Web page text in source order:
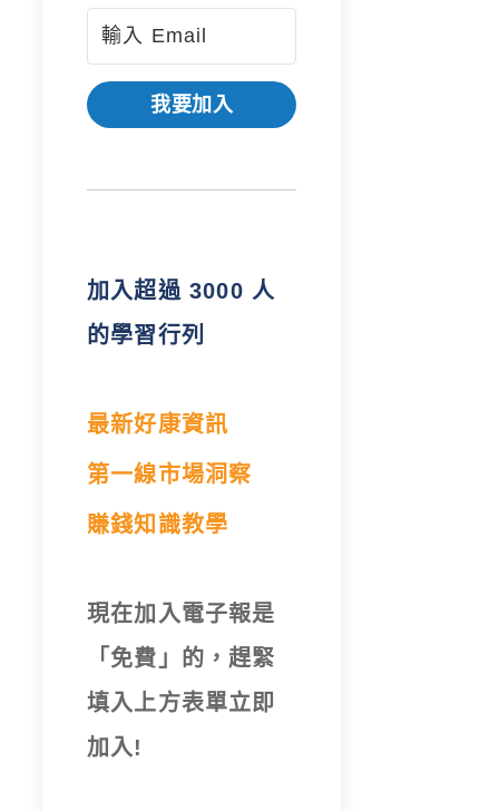
我要加入
加入超過 3000 人
的學習行列
最新好康資訊
第一線市場洞察
賺錢知識教學
現在加入電子報是
「免費」的，趕緊
填入上方表單立即
加入!